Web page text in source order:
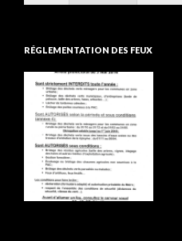
RÉGLEMENTATION DES FEUX